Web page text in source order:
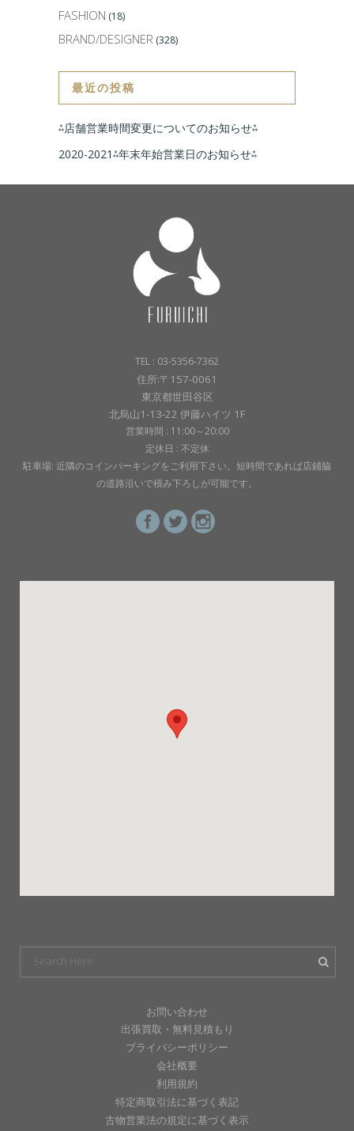
FASHION (18)
BRAND/DESIGNER (328)
最近の投稿
⁂店舗営業時間変更についてのお知らせ⁂
2020-2021⁂年末年始営業日のお知らせ⁂
TEL : 03-5356-7362
住所:〒157-0061
東京都世田谷区
北烏山1-13-22 伊藤ハイツ 1F
営業時間 : 11:00～20:00
定休日 : 不定休
駐車場: 近隣のコインパーキングをご利用下さい。短時間であれば店鋪脇
の道路沿いで積み下ろしが可能です。
お問い合わせ
出張買取・無料見積もり
プライバシーポリシー
会社概要
利用規約
特定商取引法に基づく表記
古物営業法の規定に基づく表示